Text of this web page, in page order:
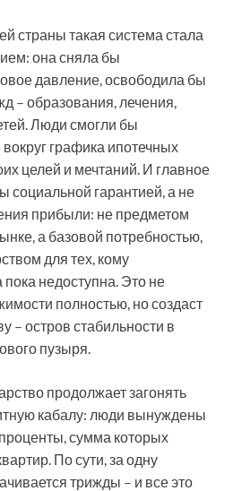
страны такая система стала
она сняла бы
давление, освободила бы
– образования, лечения,
Люди смогли бы
графика ипотечных
целей и мечтаний. И главное
социальной гарантией, а не
прибыли: не предметом
а базовой потребностью,
для тех, кому
недоступна. Это не
полностью, но создаст
– остров стабильности в
пузыря.
продолжает загонять
кабалу: люди вынуждены
сумма которых
По сути, за одну
трижды – и все это